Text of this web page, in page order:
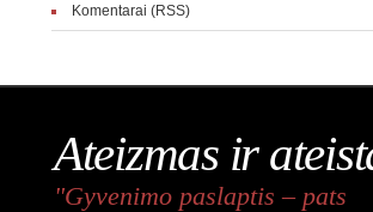
Komentarai (RSS)
Ateizmas ir
"Gyvenimo paslaptis – pats